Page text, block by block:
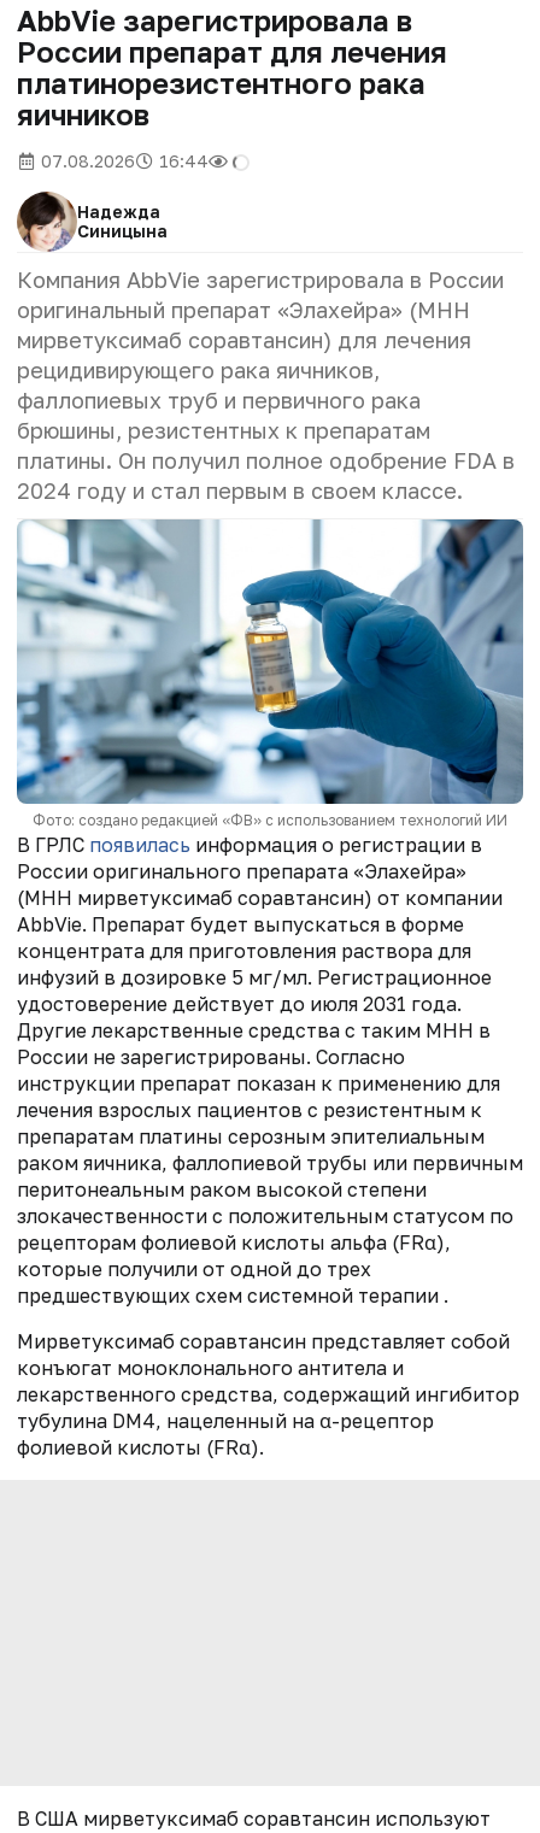
AbbVie зарегистрировала в
России препарат для лечения
платинорезистентного рака
яичников
07.08.2026 16:44
Надежда
Синицына
Компания AbbVie зарегистрировала в России
оригинальный препарат «Элахейра» (МНН
мирветуксимаб соравтансин) для лечения
рецидивирующего рака яичников,
фаллопиевых труб и первичного рака
брюшины, резистентных к препаратам
платины. Он получил полное одобрение FDA в
2024 году и стал первым в своем классе.
Фото: создано редакцией «ФВ» с использованием технологий ИИ
В ГРЛС появилась информация о регистрации в
России оригинального препарата «Элахейра»
(МНН мирветуксимаб соравтансин) от компании
AbbVie. Препарат будет выпускаться в форме
концентрата для приготовления раствора для
инфузий в дозировке 5 мг/мл. Регистрационное
удостоверение действует до июля 2031 года.
Другие лекарственные средства с таким МНН в
России не зарегистрированы. Согласно
инструкции препарат показан к применению для
лечения взрослых пациентов с резистентным к
препаратам платины серозным эпителиальным
раком яичника, фаллопиевой трубы или первичным
перитонеальным раком высокой степени
злокачественности с положительным статусом по
рецепторам фолиевой кислоты альфа (FRα),
которые получили от одной до трех
предшествующих схем системной терапии .
Мирветуксимаб соравтансин представляет собой
конъюгат моноклонального антитела и
лекарственного средства, содержащий ингибитор
тубулина DM4, нацеленный на α-рецептор
фолиевой кислоты (FRα).
В США мирветуксимаб соравтансин используют